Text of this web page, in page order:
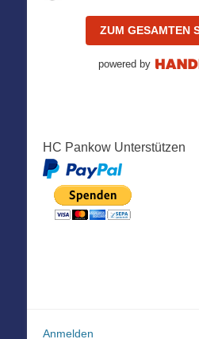
ZUM GESAMTEN
powered by
HC Pankow Unterstützen
Anmelden